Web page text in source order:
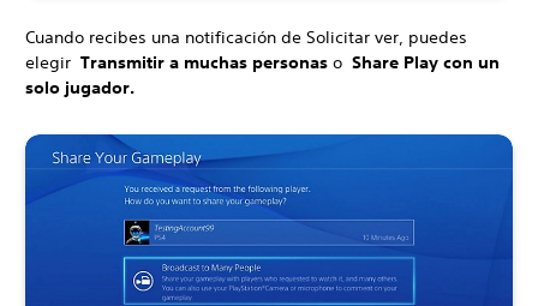
Cuando recibes una notificación de Solicitar ver, puedes
elegir Transmitir a muchas personas o Share Play con un
solo jugador.